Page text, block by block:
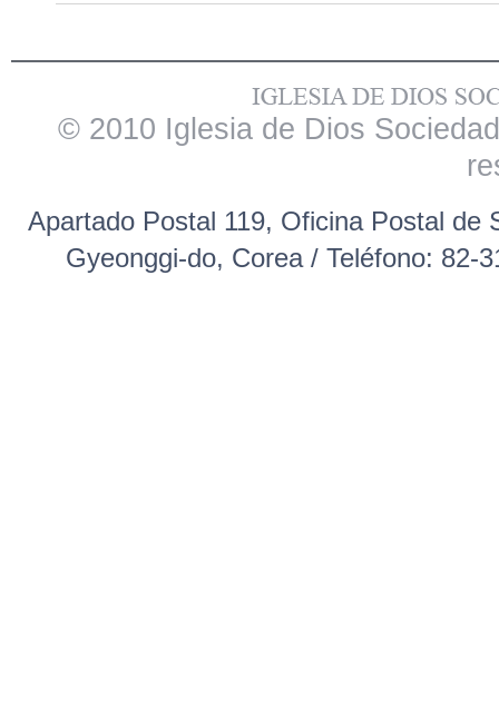
© 2010 Iglesia de Dios
Apartado Postal 119, Oficina Postal de
Gyeonggi-do, Corea / Teléfono: 82-